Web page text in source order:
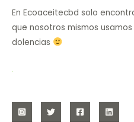
En Ecoaceitecbd solo
que nosotros mismos
dolencias